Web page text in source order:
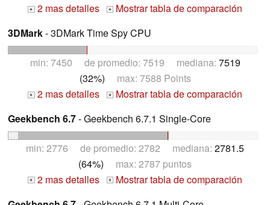
+ 2 mas detalles +
Mostrar tabla de comparación
3DMark- 3DMark Time Spy CPU
min: 7450 de promedio: 7519 mediana: 7519
(32%) max: 7588 Points
+ 2 mas detalles +
Mostrar tabla de comparación
Geekbench 6.7- Geekbench 6.7.1 Single-Core
min: 2776 de promedio: 2782 mediana: 2781.5
(64%) max: 2787 puntos
+ 2 mas detalles +
Mostrar tabla de comparación